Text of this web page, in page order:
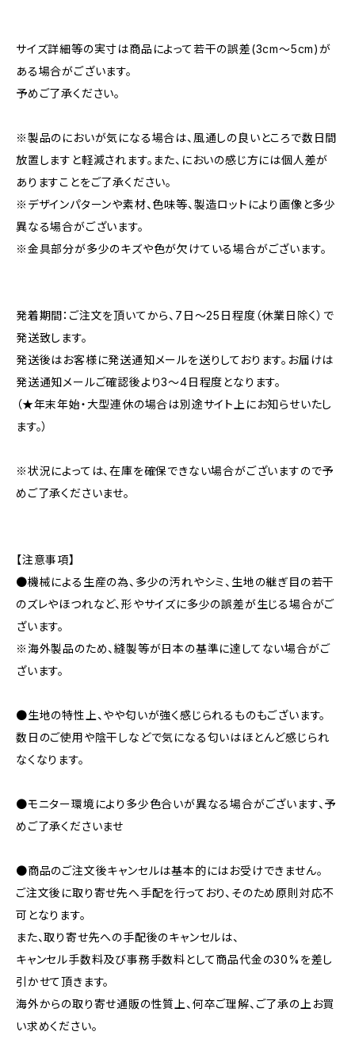
サイズ詳細等の実寸は商品によって若干の誤差(3cm〜5cm)が
ある場合がございます。
予めご了承ください。
※製品のにおいが気になる場合は、風通しの良いところで数日間
放置しますと軽減されます。また、においの感じ方には個人差が
ありますことをご了承ください。
※デザインパターンや素材、色味等、製造ロットにより画像と多少
異なる場合がございます。
※金具部分が多少のキズや色が欠けている場合がございます。
発着期間：ご注文を頂いてから、7日〜25日程度（休業日除く）で
発送致します。
発送後はお客様に発送通知メールを送りしております。お届けは
発送通知メールご確認後より3〜4日程度となります。
（★年末年始・大型連休の場合は別途サイト上にお知らせいたし
ます。）
※状況によっては、在庫を確保できない場合がございますので予
めご了承くださいませ。
【注意事項】
●機械による生産の為、多少の汚れやシミ、生地の継ぎ目の若干
のズレやほつれなど、形やサイズに多少の誤差が生じる場合がご
ざいます。
※海外製品のため、縫製等が日本の基準に達してない場合がご
ざいます。
●生地の特性上、やや匂いが強く感じられるものもございます。
数日のご使用や陰干しなどで気になる匂いはほとんど感じられ
なくなります。
●モニター環境により多少色合いが異なる場合がございます、予
めご了承くださいませ
●商品のご注文後キャンセルは基本的にはお受けできません。
ご注文後に取り寄せ先へ手配を行っており、そのため原則対応不
可となります。
また、取り寄せ先への手配後のキャンセルは、
キャンセル手数料及び事務手数料として商品代金の30%を差し
引かせて頂きます。
海外からの取り寄せ通販の性質上、何卒ご理解、ご了承の上お買
い求めください。